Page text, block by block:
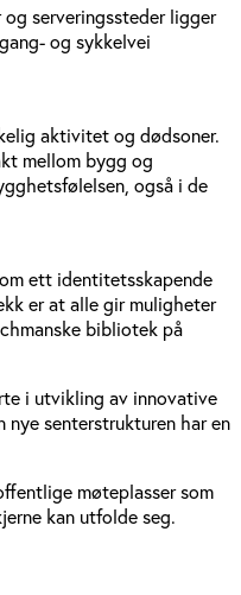
serveringssteder ligger
og sykkelvei
aktivitet og dødsoner.
mellom bygg og
også i de
ett identitetsskapende
er at alle gir muligheter
bibliotek på
i utvikling av innovative
senterstrukturen har en
møteplasser som
kan utfolde seg.